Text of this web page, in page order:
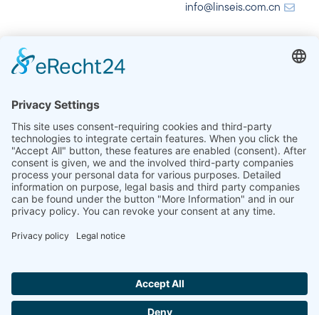
info@linseis.com.cn
الهند
+91-11-42883851
sales@linseis.in
Hallo ich bin LINAI! Wie kann ich dir